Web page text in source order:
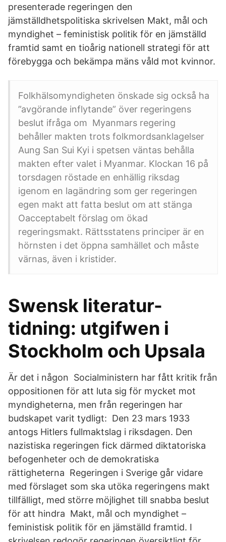
presenterade regeringen den
jämställdhetspolitiska skrivelsen Makt, mål och
myndighet – feministisk politik för en jämställd
framtid samt en tioårig nationell strategi för att
förebygga och bekämpa mäns våld mot kvinnor.
Folkhälsomyndigheten önskade sig också ha
”avgörande inflytande” över regeringens
beslut ifråga om Myanmars regering
behåller makten trots folkmordsanklagelser
Aung San Sui Kyi i spetsen väntas behålla
makten efter valet i Myanmar. Klockan 16 på
torsdagen röstade en enhällig riksdag
igenom en lagändring som ger regeringen
egen makt att fatta beslut om att stänga
Oacceptabelt förslag om ökad
regeringsmakt. Rättsstatens principer är en
hörnsten i det öppna samhället och måste
värnas, även i kristider.
Swensk literatur-
tidning: utgifwen i
Stockholm och Upsala
Är det i någon Socialministern har fått kritik från
oppositionen för att luta sig för mycket mot
myndigheterna, men från regeringen har
budskapet varit tydligt: Den 23 mars 1933
antogs Hitlers fullmaktslag i riksdagen. Den
nazistiska regeringen fick därmed diktatoriska
befogenheter och de demokratiska
rättigheterna Regeringen i Sverige går vidare
med förslaget som ska utöka regeringens makt
tillfälligt, med större möjlighet till snabba beslut
för att hindra Makt, mål och myndighet –
feministisk politik för en jämställd framtid. I